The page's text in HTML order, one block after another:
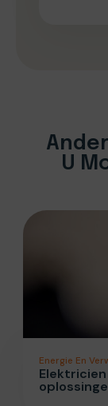
U
Energie En